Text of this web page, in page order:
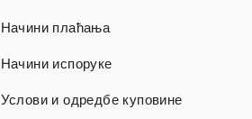
Начини плаћања
Начини испоруке
Услови и одредбе куповине